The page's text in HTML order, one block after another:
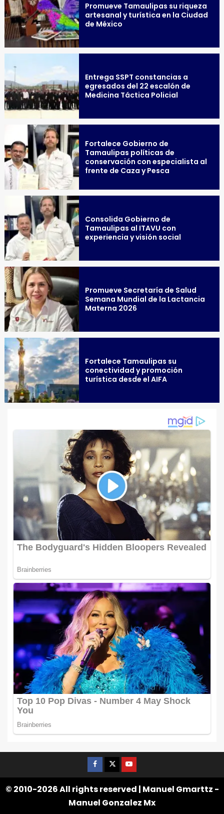
Promueve Tamaulipas su riqueza
artesanal y turística en la Ciudad
de México
Entrega SSPT constancias a
egresados del 22 escalón de
Medicina Táctica Policial
Fortalece Gobierno de
Tamaulipas políticas de
conservación con especialista al
frente de Caza y Pesca
Consolida Gobierno de
Tamaulipas al ITAVU con
experiencia y visión social
Promueve Secretaría de Salud
Semana Mundial de la Lactancia
Materna 2026
Fortalece Tamaulipas su
conectividad y promoción
turística desde el AIFA
© 2010-2026 All rights reserved | Manuel Gmarttz -
Manuel Gonzalez Mx